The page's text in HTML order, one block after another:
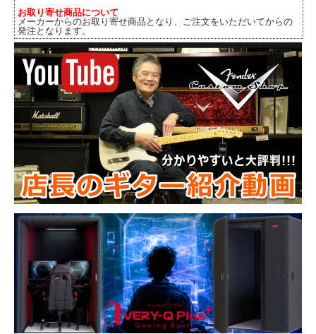
お取り寄せ商品について
メーカーからのお取り寄せ商品となり、ご注文をいただいてからの
発注となります。